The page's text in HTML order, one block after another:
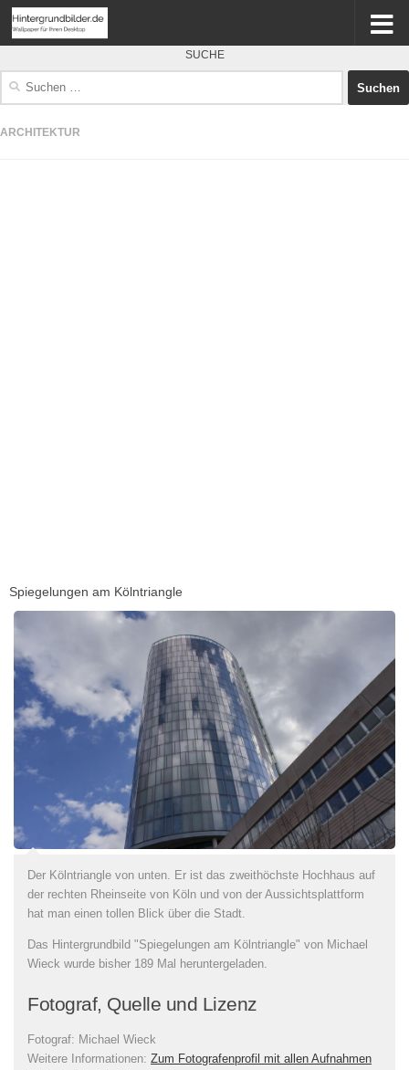
SUCHE
ARCHITEKTUR
Spiegelungen am Kölntriangle
Der Kölntriangle von unten. Er ist das zweithöchste Hochhaus auf
der rechten Rheinseite von Köln und von der Aussichtsplattform
hat man einen tollen Blick über die Stadt.
Das Hintergrundbild "Spiegelungen am Kölntriangle" von Michael
Wieck wurde bisher 189 Mal heruntergeladen.
Fotograf, Quelle und Lizenz
Fotograf: Michael Wieck
Weitere Informationen: Zum Fotografenprofil mit allen Aufnahmen